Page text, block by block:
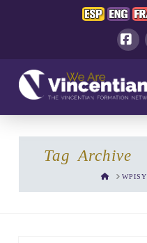
Tag Archive
HOMEWPISY